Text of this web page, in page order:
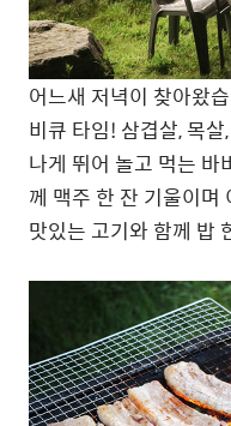
어느새 저녁이 찾아왔
비큐 타임! 삼겹살, 목
나게 뛰어 놀고 먹는 바
께 맥주 한 잔 기울이며
맛있는 고기와 함께 밥